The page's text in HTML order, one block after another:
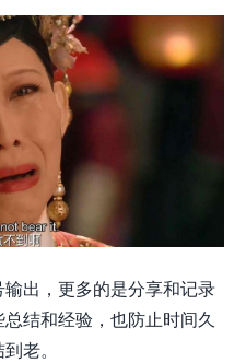
出，更多的是分享和记录
结和经验，也防止时间久
老。